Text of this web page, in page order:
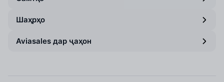
Шаҳрҳо
Aviasales дар ҷаҳон